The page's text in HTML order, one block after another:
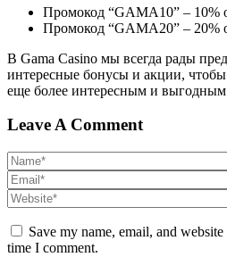
Промокод “GAMA10” – 10%
Промокод “GAMA20” – 20%
В Gama Casino мы всегда рады
интересные бонусы и акции,
еще более интересным и
Leave A Comment
Save my name, email, and
time I comment.